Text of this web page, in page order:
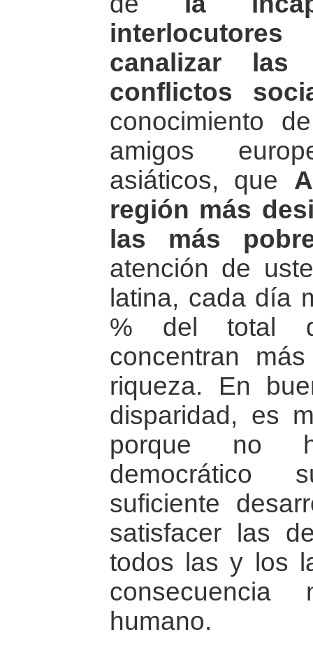
canalizar
conflictos
conocimiento
amigos
asiáticos, que
región más
las más
atención de
latina, cada día
% del total
concentran
riqueza. En
disparidad, es
porque no
democrático
suficiente
satisfacer las
todos las y los
humano.